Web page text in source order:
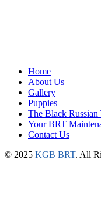
Home
About Us
Gallery
Puppies
The Black Russian
Your BRT
Contact Us
© 2025 KGB BRT. All